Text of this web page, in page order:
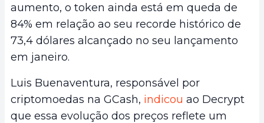
aumento, o token ainda está em queda de
84% em relação ao seu recorde histórico de
73,4 dólares alcançado no seu lançamento
em janeiro.
Luis Buenaventura, responsável por
criptomoedas na GCash, indicou ao Decrypt
que essa evolução dos preços reflete um